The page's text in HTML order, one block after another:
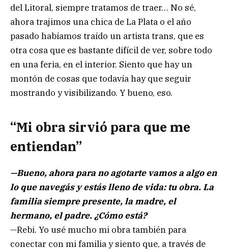
del Litoral, siempre tratamos de traer… No sé,
ahora trajimos una chica de La Plata o el año
pasado habíamos traído un artista trans, que es
otra cosa que es bastante difícil de ver, sobre todo
en una feria, en el interior. Siento que hay un
montón de cosas que todavía hay que seguir
mostrando y visibilizando. Y bueno, eso.
“Mi obra sirvió para que me
entiendan”
—Bueno, ahora para no agotarte vamos a algo en
lo que navegás y estás lleno de vida: tu obra. La
familia siempre presente, la madre, el
hermano, el padre. ¿Cómo está?
—Rebi. Yo usé mucho mi obra también para
conectar con mi familia y siento que, a través de